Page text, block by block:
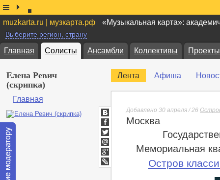
muzkarta.ru | музкарта.рф «Музыкальная карта»:
Выберите регион, страну
Главная Солисты Ансамбли Коллективы Проекты
Елена Ревич
(скрипка)
Главная
Лента Афиша
Добавлено 30 апреля / 26
Москва
Мемориальная
Остров
ВКонтакте
Facebook
Twitter
Мой
Мир
Google+
lj